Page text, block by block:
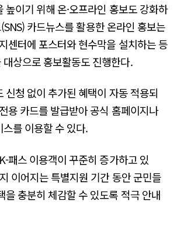
높이기 위해 온·오프라인 홍보도 강화하
카드뉴스를 활용한 온라인 홍보는
센터에 포스터와 현수막을 설치하는 등
상으로 홍보활동도 진행한다.
신청 없이 추가된 혜택이 자동 적용되
용 카드를 발급받아 공식 홈페이지나
를 이용할 수 있다.
패스 이용객이 꾸준히 증가하고 있
이어지는 특별지원 기간 동안 군민들
을 충분히 체감할 수 있도록 적극 안내